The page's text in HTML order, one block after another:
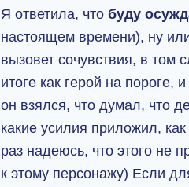
Я ответила, чтобуду
настоящем времени), ну
вызовет сочувствия, в том
итоге как герой на пороге,
он взялся, что думал, что
какие усилия приложил,
раз надеюсь, что этого не
к этому персонажу) Если